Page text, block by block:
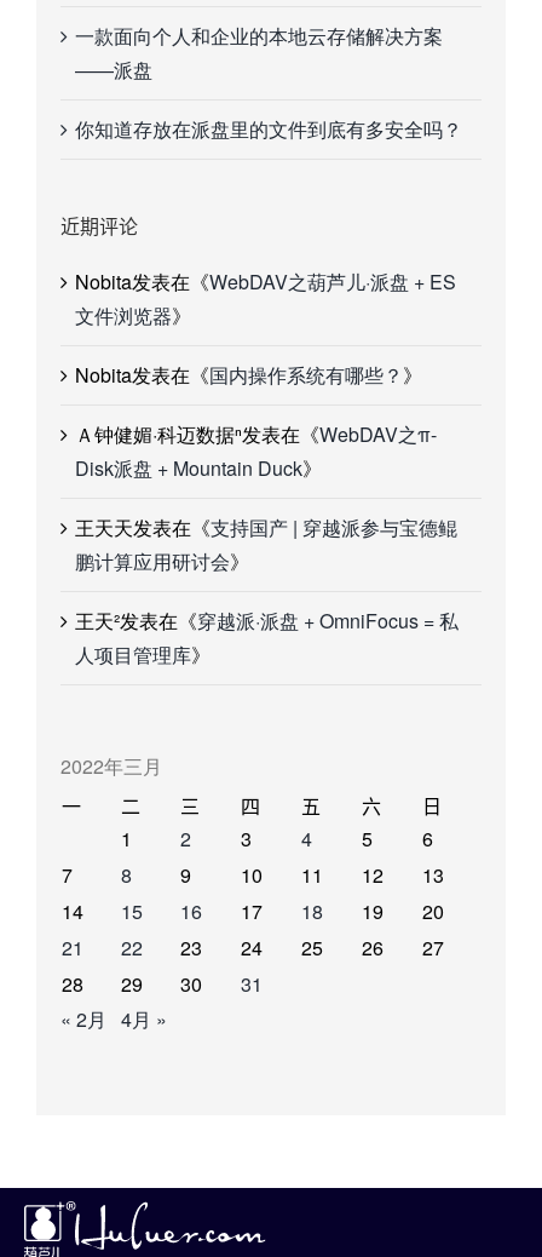
一款面向个人和企业的本地云存储解决方案
——派盘
你知道存放在派盘里的文件到底有多安全吗？
近期评论
Nobita发表在《WebDAV之葫芦儿·派盘 + ES
文件浏览器》
Nobita发表在《国内操作系统有哪些？ 》
Ａ钟健媚·科迈数据ⁿ发表在《WebDAV之π-
Disk派盘 + Mountain Duck》
王天天发表在《支持国产 | 穿越派参与宝德鲲
鹏计算应用研讨会》
王天²发表在《穿越派·派盘 + OmniFocus = 私
人项目管理库》
2022年三月
一 二 三 四 五 六 日
1 2 3 4 5
6
7
8 9 10 11 12
13
14
15 16 17 18 19
20
21
22 23 24 25 26
27
28
29 30
31
« 2月
4月 »